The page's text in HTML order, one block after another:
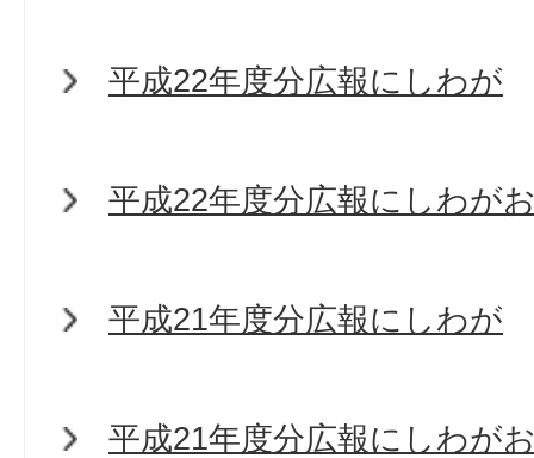
平成22年度分広報にしわが
平成22年度分広報にしわが
平成21年度分広報にしわが
平成21年度分広報にしわが